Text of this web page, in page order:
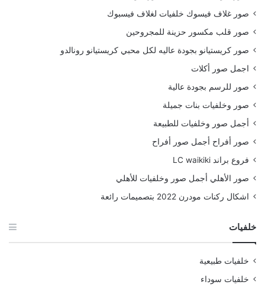
صور غلاف فيسوك خلفيات لغلاف فيسبوك
صور قلب مكسور حزينة للمجروحين
صور كريستيانو بجودة عاليه لكل محبي كريستيانو رونالدو
اجمل صور أكلات
صور للرسم بجودة عالية
صور وخلفيات بنات جميلة
أجمل صور وخلفيات للطبيعة
صور أفراح أجمل صور أفراح
فروع براند LC waikiki
صور الأهلي أجمل صور وخلفيات للأهلي
اشكال ركنات مودرن 2022 بتصميمات رائعة
خلفيات
خلفيات طبيعية
خلفيات سوداء